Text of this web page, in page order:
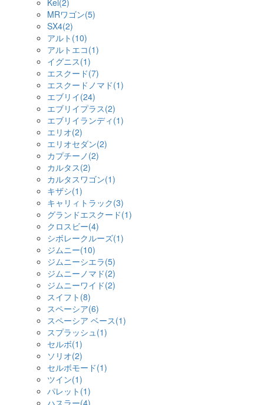
Kei(2)
MRワゴン(5)
SX4(2)
アルト(10)
アルトエコ(1)
イグニス(1)
エスクード(7)
エスクードノマド(1)
エブリイ(24)
エブリイプラス(2)
エブリイランディ(1)
エリオ(2)
エリオセダン(2)
カプチーノ(2)
カルタス(2)
カルタスワゴン(1)
キザシ(1)
キャリィトラック(3)
グランドエスクード(1)
クロスビー(4)
シボレークルーズ(1)
ジムニー(10)
ジムニーシエラ(5)
ジムニーノマド(2)
ジムニーワイド(2)
スイフト(8)
スペーシア(6)
スペーシア ベース(1)
スプラッシュ(1)
セルボ(1)
ソリオ(2)
セルボモード(1)
ツイン(1)
パレット(1)